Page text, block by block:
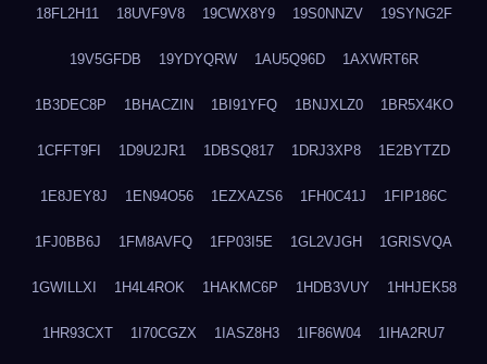
18FL2H11 18UVF9V8 19CWX8Y9 19S0NNZV 19SYNG2F
19V5GFDB 19YDYQRW 1AU5Q96D 1AXWRT6R
1B3DEC8P 1BHACZIN 1BI91YFQ 1BNJXLZ0 1BR5X4KO
1CFFT9FI 1D9U2JR1 1DBSQ817 1DRJ3XP8 1E2BYTZD
1E8JEY8J 1EN94O56 1EZXAZS6 1FH0C41J 1FIP186C
1FJ0BB6J 1FM8AVFQ 1FP03I5E 1GL2VJGH 1GRISVQA
1GWILLXI 1H4L4ROK 1HAKMC6P 1HDB3VUY 1HHJEK58
1HR93CXT 1I70CGZX 1IASZ8H3 1IF86W04 1IHA2RU7